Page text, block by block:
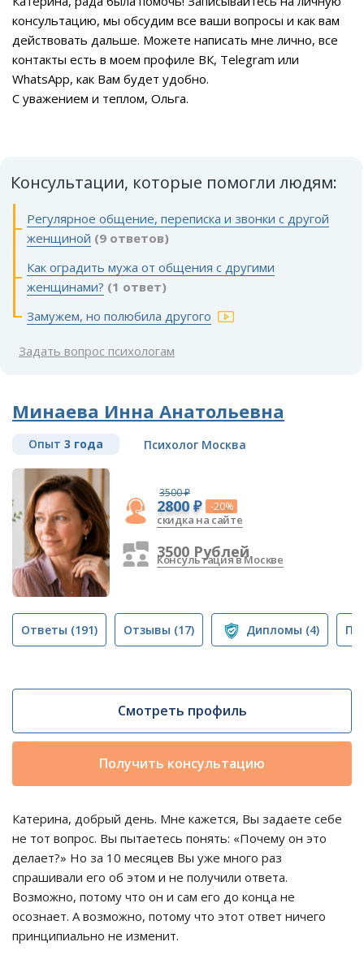
консультацию, мы обсудим все ваши вопросы и как вам
действовать дальше. Можете написать мне лично, все
контакты есть в моем профиле ВК, Telegram или
WhatsApp, как Вам будет удобно.
С уважением и теплом, Ольга.
Консультации, которые помогли людям:
Регулярное общение, переписка и звонки с другой
женщиной (9 ответов)
Как оградить мужа от общения с другими
женщинами? (1 ответ)
Замужем, но полюбила другого
Задать вопрос психологам
Минаева Инна Анатольевна
Опыт 3 года Психолог Москва
3500 ₽
2800 ₽ -20%
скидка на сайте
3500 Рублей
Консультация в Москве
Ответы (191) Отзывы (17) Дипломы (4)
Смотреть профиль
Получить консультацию
Катерина, добрый день. Мне кажется, Вы задаете себе
не тот вопрос. Вы пытаетесь понять: «Почему он это
делает?» Но за 10 месяцев Вы уже много раз
спрашивали его об этом и не получили ответа.
Возможно, потому что он и сам его до конца не
осознает. А возможно, потому что этот ответ ничего
принципиально не изменит.